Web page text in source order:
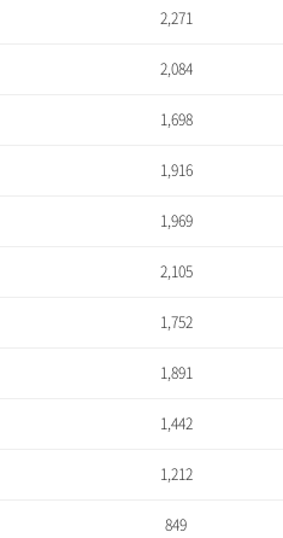
2,271
2,084
1,698
1,916
1,969
2,105
1,752
1,891
1,442
1,212
849